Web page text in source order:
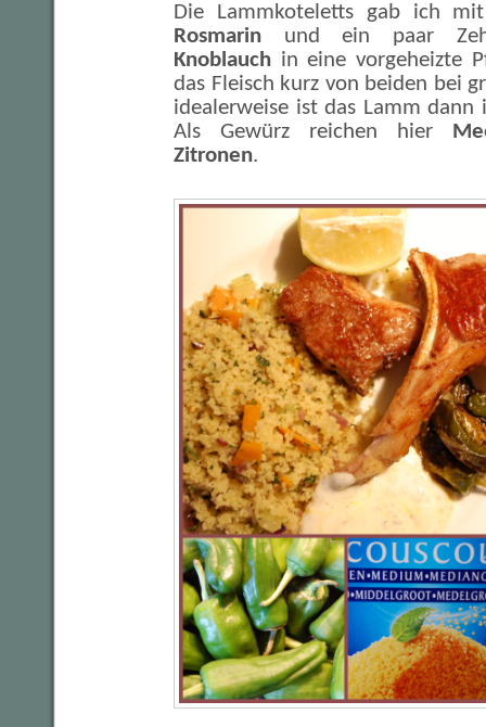
Die Lammkoteletts gab ich
Rosmarin und ein paar
Knoblauch in eine vorgeheizte
das Fleisch kurz von beiden bei
idealerweise ist das Lamm dann
Als Gewürz reichen hier
Zitronen.